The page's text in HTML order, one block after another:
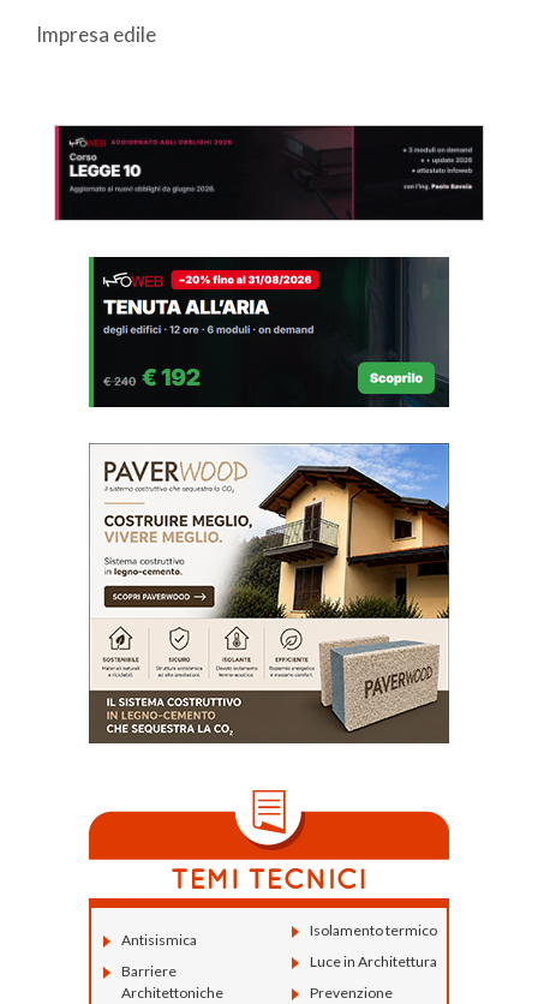
Impresa edile
Antisismica
Barriere
Architettoniche
Isolamento termico
Luce in Architettura
Prevenzione